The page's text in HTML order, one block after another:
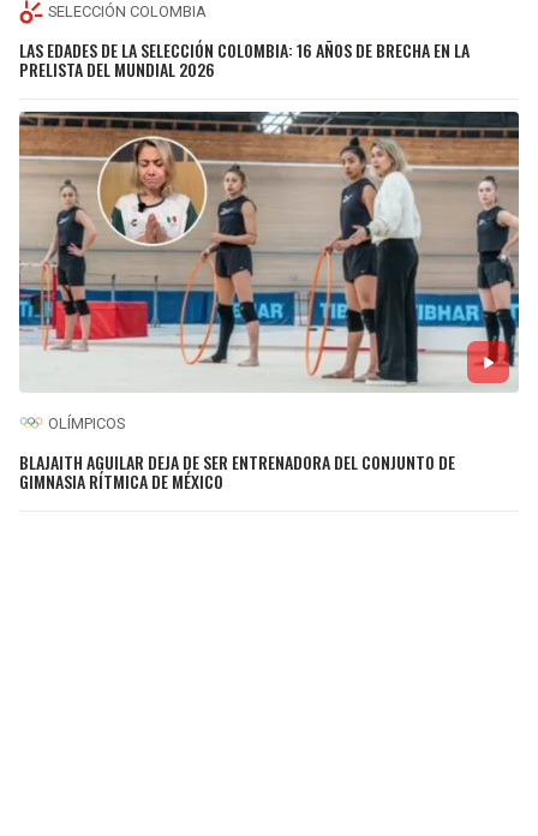
SELECCIÓN COLOMBIA
LAS EDADES DE LA SELECCIÓN COLOMBIA: 16 AÑOS DE BRECHA EN LA
PRELISTA DEL MUNDIAL 2026
OLÍMPICOS
BLAJAITH AGUILAR DEJA DE SER ENTRENADORA DEL CONJUNTO DE
GIMNASIA RÍTMICA DE MÉXICO